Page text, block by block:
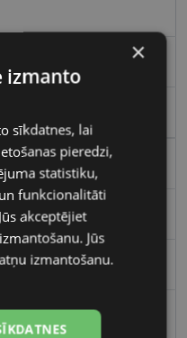
×
izmanto
sīkdatnes, lai
pieredzi,
statistiku,
funkcionalitāti
akceptējiet
Jūs
izmantošanu.